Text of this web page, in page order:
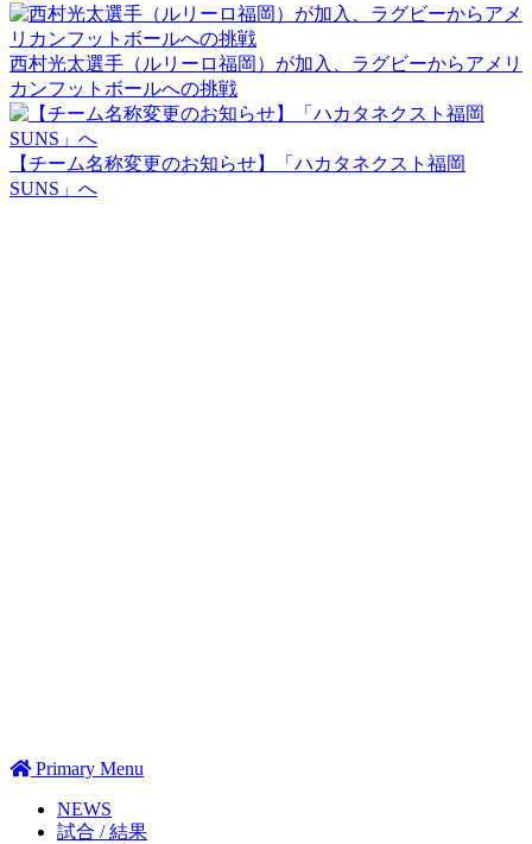
西村光太選手（ルリーロ福岡）が加入、ラグビーからアメリ
カンフットボールへの挑戦
【チーム名称変更のお知らせ】「ハカタネクスト福岡
SUNS」へ
Primary Menu
NEWS
試合 / 結果